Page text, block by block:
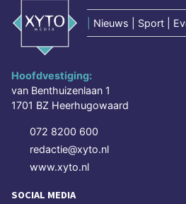
Nieuws | Sport |
Hoofdvestiging:
van Benthuizenlaan 1
1701 BZ Heerhugowaard
072 8200 600
redactie@xyto.nl
www.xyto.nl
SOCIAL MEDIA